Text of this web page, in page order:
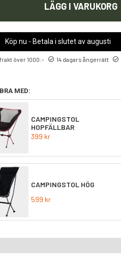
LÄGG I VARUKORG
Köp nu - Betala i slutet av augusti
över 1000:- 14 dagars ångerrätt
MED:
CAMPINGSTOL
HOPFÄLLBAR
399 kr
CAMPINGSTOL HÖG
599 kr